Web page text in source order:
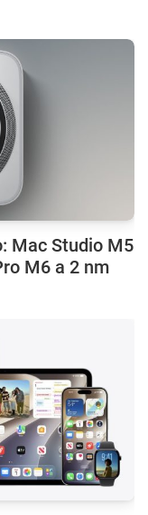
Mac Studio M5
M6 a 2 nm